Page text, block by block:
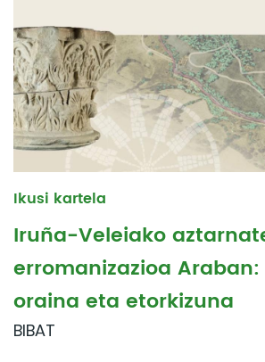
Ikusi kartela
Iruña-Veleiako
erromanizazioa
oraina eta etorkizuna
BIBAT